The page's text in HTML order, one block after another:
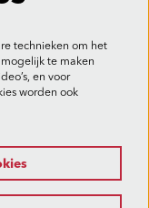
technieken om het
te maken
en voor
worden ook